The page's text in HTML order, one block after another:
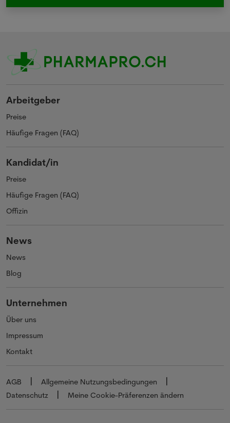
Arbeitgeber
Preise
Häufige Fragen (FAQ)
Kandidat/in
Preise
Häufige Fragen (FAQ)
Offizin
News
News
Blog
Unternehmen
Über uns
Impressum
Kontakt
AGB
Allgemeine Nutzungsbedingungen
Datenschutz
Meine Cookie-Präferenzen ändern